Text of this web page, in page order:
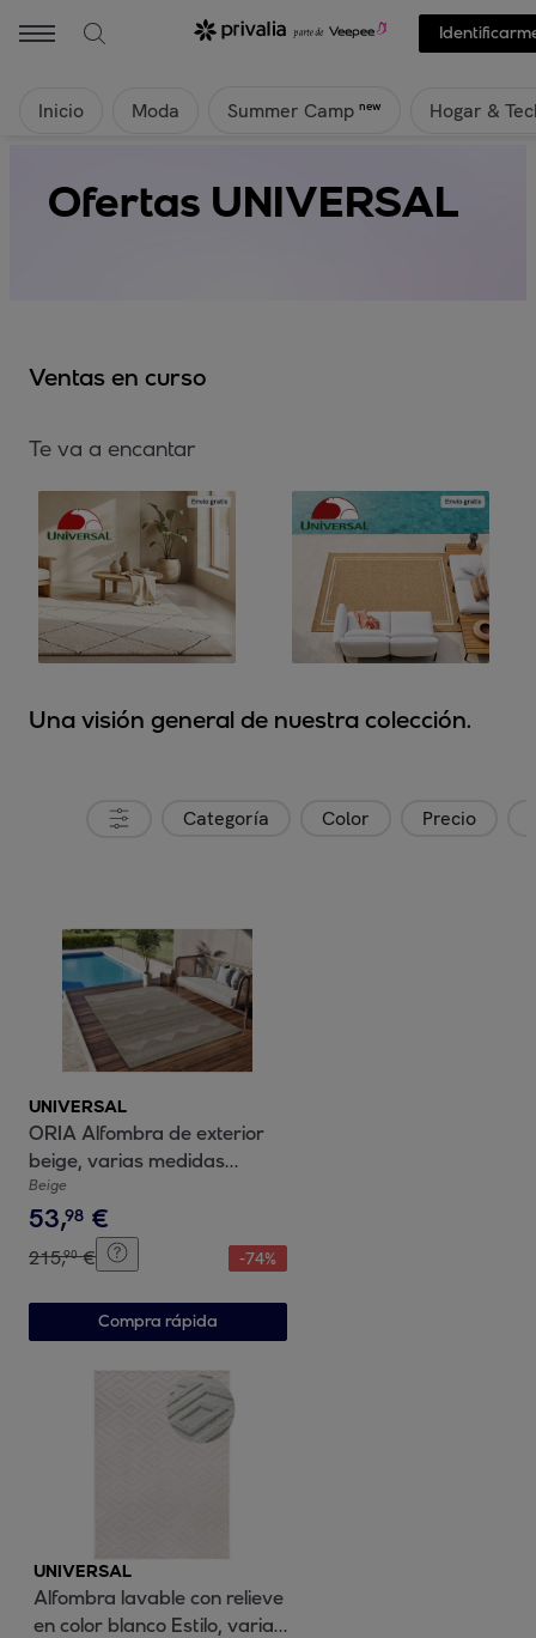
Inicio Moda Summer Camp new Hogar &
Ofertas UNIVERSAL
Ventas en curso
Te va a encantar
Una visión general de nuestra colección.
Categoría Color Precio
UNIVERSAL
ORIA Alfombra de exterior
beige, varias medidas
disponibles.
Beige
53,98 €
215,90 € -74%
Compra rápida
UNIVERSAL
Alfombra lavable con relieve
en color blanco Estilo, varias